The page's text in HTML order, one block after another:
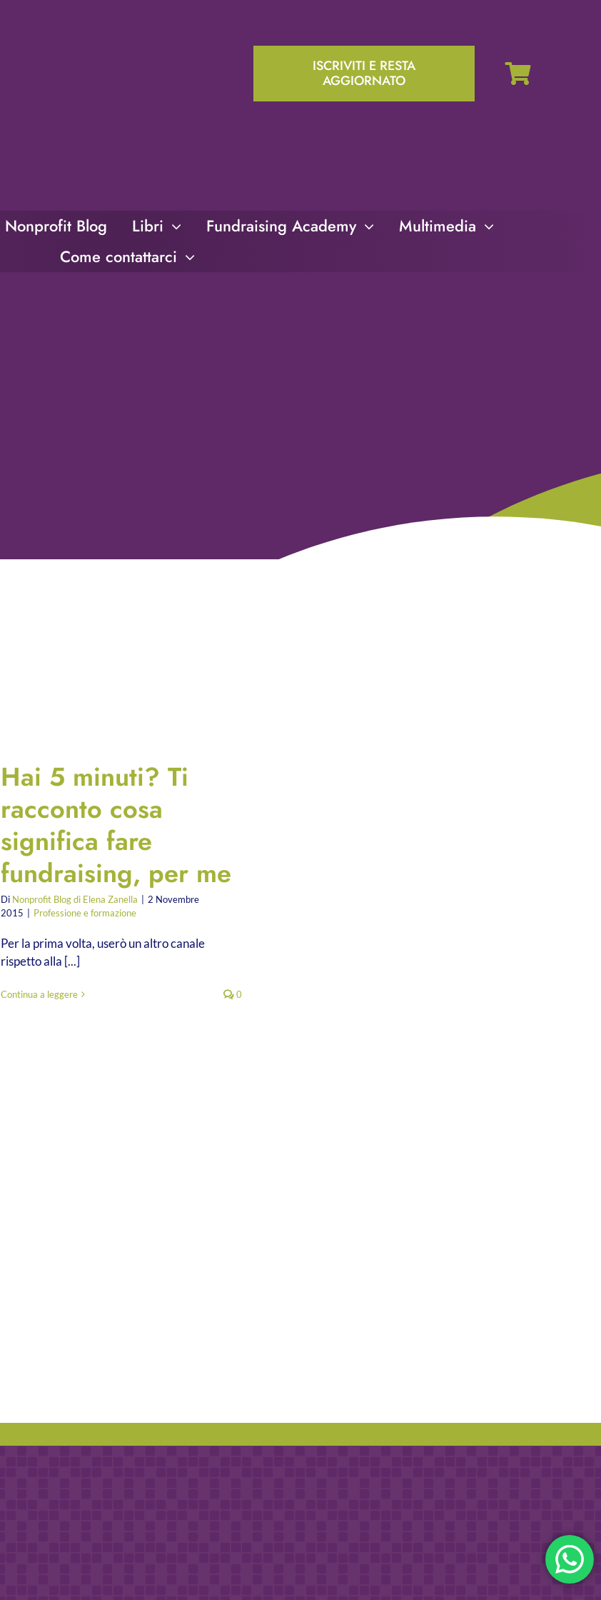
ISCRIVITI E RESTA
AGGIORNATO
Nonprofit Blog Libri Fundraising Academy
Multimedia
Come contattarci
Hai 5 minuti? Ti
racconto cosa
significa fare
fundraising, per me
Di Nonprofit Blog di Elena Zanella | 2 Novembre
2015 | Professione e formazione
Per la prima volta, userò un altro canale
rispetto alla [...]
Continua a leggere 0